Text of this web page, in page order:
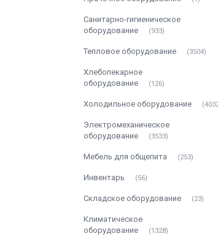
Санитарно-гигиеническое
оборудование
933
Тепловое оборудование 3504
Хлебопекарное
оборудование
126
Холодильное оборудование
Электромеханическое
оборудование
3533
Мебель для общепита 253
Инвентарь 56
Складское оборудование 23
Климатическое
оборудование
1328